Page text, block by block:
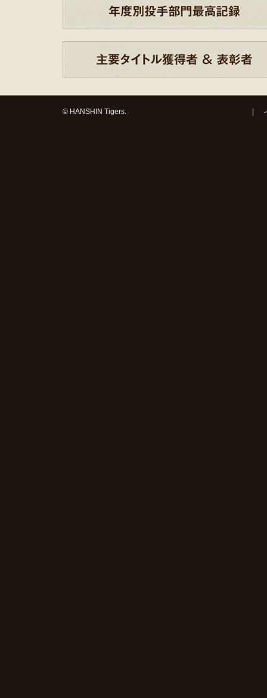
© HANSHIN Tigers.